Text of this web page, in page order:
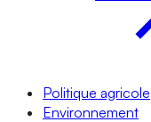
Politique agricole
Environnement